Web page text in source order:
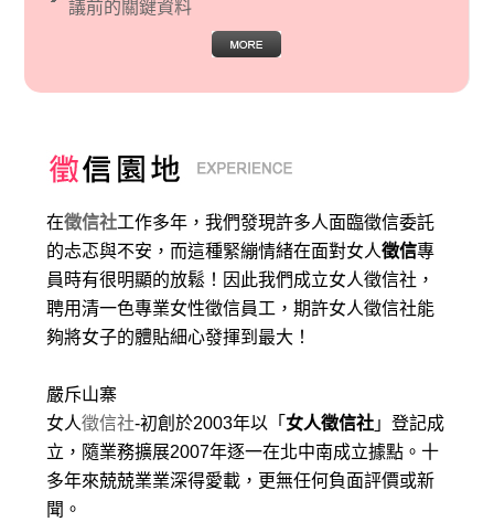
議前的關鍵資料
在徵信社工作多年，我們發現許多人面臨徵信委託
的忐忑與不安，而這種緊繃情緒在面對女人徵信專
員時有很明顯的放鬆！因此我們成立女人徵信社，
聘用清一色專業女性徵信員工，期許女人徵信社能
夠將女子的體貼細心發揮到最大 ！
嚴斥山寨
女人徵信社-初創於2003年以「 女人徵信社 」登記成
立，隨業務擴展2007年逐一在北中南成立據點。十
多年來兢兢業業深得愛載，更無任何負面評價或新
聞。